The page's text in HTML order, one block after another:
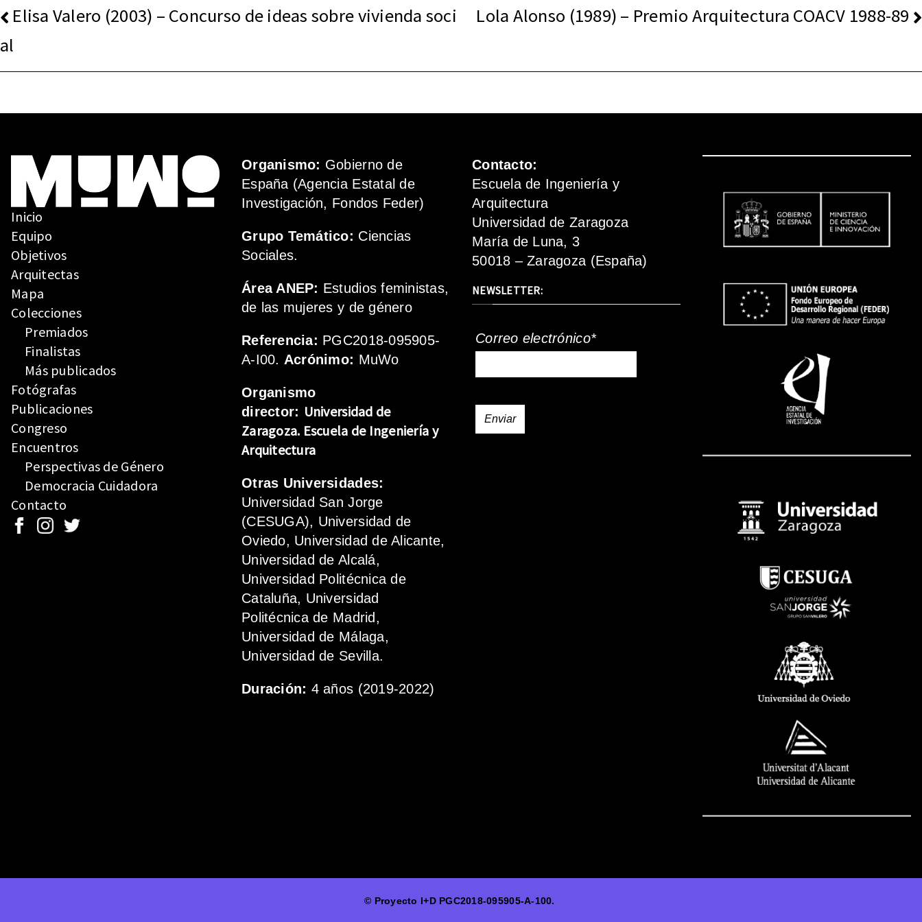
NAVEGACIÓN
DE
ENTRADAS
Elisa Valero (2003) – Concurso de ideas sobre vivienda soci
al
Lola Alonso (1989) – Premio Arquitectura COACV 1988-89
Inicio
Equipo
Objetivos
Arquitectas
Mapa
Colecciones
Premiados
Finalistas
Más publicados
Fotógrafas
Publicaciones
Congreso
Encuentros
Perspectivas de Género
Democracia Cuidadora
Contacto
Organismo: Gobierno de
España (Agencia Estatal de
Investigación, Fondos Feder)
Grupo Temático: Ciencias
Sociales.
Área ANEP: Estudios feministas,
de las mujeres y de género
Referencia: PGC2018-095905-
A-I00. Acrónimo: MuWo
Organismo
director: Universidad de
Zaragoza. Escuela de Ingeniería y
Arquitectura
Otras Universidades:
Universidad San Jorge
(CESUGA), Universidad de
Oviedo, Universidad de Alicante,
Universidad de Alcalá,
Universidad Politécnica de
Cataluña, Universidad
Politécnica de Madrid,
Universidad de Málaga,
Universidad de Sevilla.
Duración: 4 años (2019-2022)
Contacto:
Escuela de Ingeniería y
Arquitectura
Universidad de Zaragoza
María de Luna, 3
50018 – Zaragoza (España)
NEWSLETTER:
Correo electrónico*
© Proyecto I+D PGC2018-095905-A-100.